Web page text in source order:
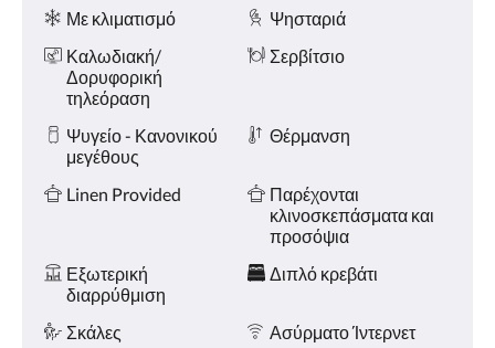
«Προηγούμενο».
Ανέσεις
Με κλιματισμό
Ψησταριά
Καλωδιακή/
Δορυφορική
τηλεόραση
Σερβίτσιο
Ψυγείο - Κανονικού
μεγέθους
Θέρμανση
Linen Provided
Παρέχονται
κλινοσκεπάσματα και
προσόψια
Εξωτερική
διαρρύθμιση
Διπλό κρεβάτι
Σκάλες
Ασύρματο Ίντερνετ